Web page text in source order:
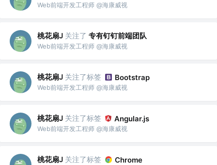
Web前端开发工程师 @海康威视
桃花扇J 关注了 专有钉钉前端团队
Web前端开发工程师 @海康威视
桃花扇J 关注了标签 Bootstrap
Web前端开发工程师 @海康威视
桃花扇J 关注了标签 Angular.js
Web前端开发工程师 @海康威视
桃花扇J 关注了标签 Chrome